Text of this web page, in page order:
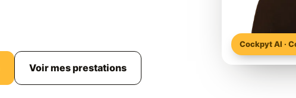
Voir mes prestations
Cockpyt AI ·